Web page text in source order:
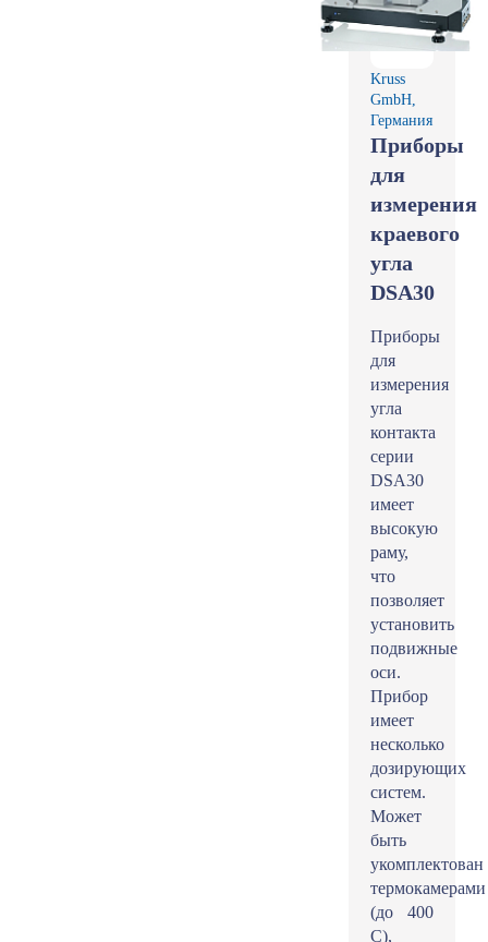
Kruss
GmbH,
Германия
Приборы
для
измерения
краевого
угла
DSA30
Приборы
для
измерения
угла
контакта
серии
DSA30
имеет
высокую
раму,
что
позволяет
установить
подвижные
оси.
Прибор
имеет
несколько
дозирующих
систем.
Может
быть
укомплектован
термокамерами
(до 400
С),